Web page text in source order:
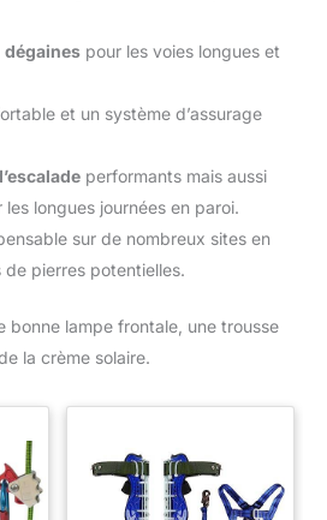
dégaines pour les voies longues et
et un système d’assurage
performants mais aussi
longues journées en paroi.
sur de nombreux sites en
de pierres potentielles.
bonne lampe frontale, une trousse
la crème solaire.